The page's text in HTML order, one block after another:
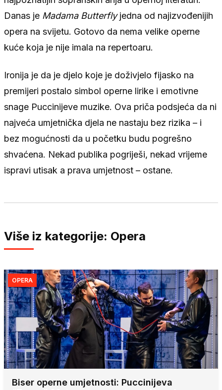
Danas je Madama Butterflyjedna od najizvođenijih
opera na svijetu. Gotovo da nema velike operne
kuće koja je nije imala na repertoaru.
Ironija je da je djelo koje je doživjelo fijasko na
premijeri postalo simbol operne lirike i emotivne
snage Puccinijeve muzike. Ova priča podsjeća da ni
najveća umjetnička djela ne nastaju bez rizika – i
bez mogućnosti da u početku budu pogrešno
shvaćena. Nekad publika pogriješi, nekad vrijeme
ispravi utisak a prava umjetnost – ostane.
Više iz kategorije: Opera
OPERA
Biser operne umjetnosti: Puccinijeva